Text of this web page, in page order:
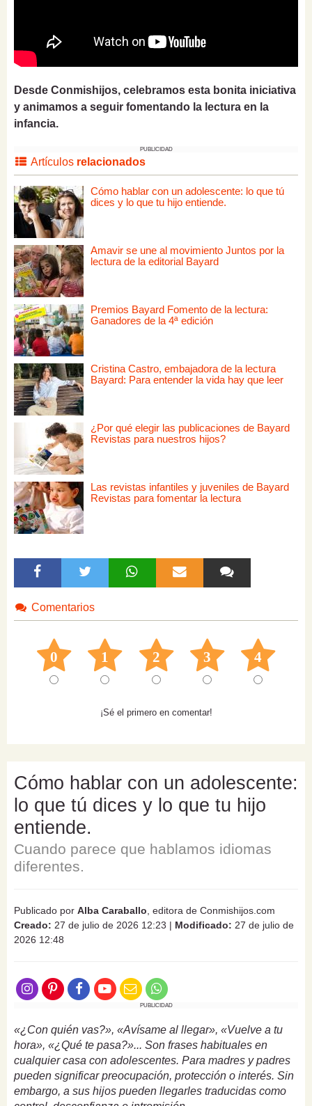
Desde Conmishijos, celebramos esta bonita iniciativa
y animamos a seguir fomentando la lectura en la
infancia.
PUBLICIDAD
Artículos relacionados
Cómo hablar con un adolescente: lo que tú
dices y lo que tu hijo entiende.
Amavir se une al movimiento Juntos por la
lectura de la editorial Bayard
Premios Bayard Fomento de la lectura:
Ganadores de la 4ª edición
Cristina Castro, embajadora de la lectura
Bayard: Para entender la vida hay que leer
¿Por qué elegir las publicaciones de Bayard
Revistas para nuestros hijos?
Las revistas infantiles y juveniles de Bayard
Revistas para fomentar la lectura
Comentarios
0 1 2 3 4
¡Sé el primero en comentar!
Cómo hablar con un adolescente:
lo que tú dices y lo que tu hijo
entiende.
Cuando parece que hablamos idiomas
diferentes.
Publicado por Alba Caraballo , editora de Conmishijos.com
Creado: 27 de julio de 2026 12:23 | Modificado: 27 de julio de
2026 12:48
PUBLICIDAD
«¿Con quién vas?», «Avísame al llegar», «Vuelve a tu
hora», «¿Qué te pasa?»... Son frases habituales en
cualquier casa con adolescentes. Para madres y padres
pueden significar preocupación, protección o interés. Sin
embargo, a sus hijos pueden llegarles traducidas como